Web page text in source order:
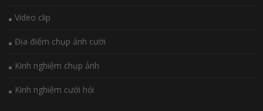
Video clip
Địa điểm chụp ảnh cưới
Kinh nghiệm chụp ảnh
Kinh nghiệm cưới hỏi